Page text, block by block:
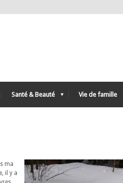
Santé & Beauté Vie de famille
ma
il y a